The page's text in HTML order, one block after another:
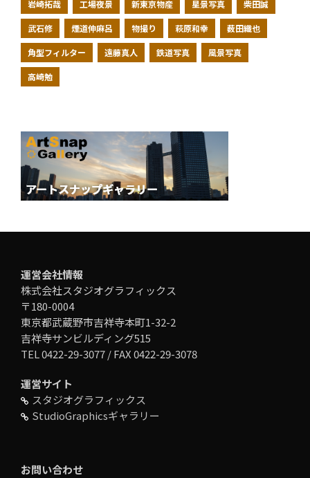
岩崎拓哉 工場夜景 新東京物産 星景写真 柴田誠
武石修 煙道伸麻呂 物撮り 萩原和幸 薮田織也
角型フィルター 遠藤真人 鉄道写真 風景写真
高崎勉
運営会社情報
株式会社スタジオグラフィックス
〒180-0004
東京都武蔵野市吉祥寺本町1-32-2
吉祥寺サンビルディング515
TEL 0422-29-3077 / FAX 0422-29-3078
運営サイト
スタジオグラフィックス
StudioGraphicsギャラリー
お問い合わせ